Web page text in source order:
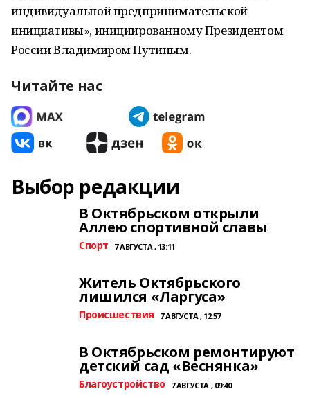
индивидуальной предпринимательской
инициативы», инициированному Президентом
России Владимиром Путиным.
Читайте нас
Выбор редакции
В Октябрьском открыли
Аллею спортивной славы
Спорт 7 АВГУСТА , 13:11
Житель Октябрьского
лишился «Ларгуса»
Происшествия 7 АВГУСТА , 12:57
В Октябрьском ремонтируют
детский сад «Веснянка»
Благоустройство 7 АВГУСТА , 09:40